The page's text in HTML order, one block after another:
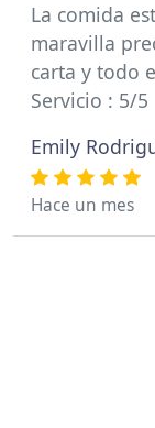
La comida
maravilla
carta y todo
Servicio : 5/
Emily
Hace un mes